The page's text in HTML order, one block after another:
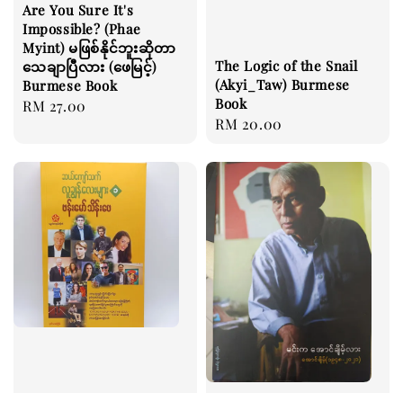
Are You Sure It's
Impossible? (Phae
Myint) မဖြစ်နိုင်ဘူးဆိုတာ
သေချာပြီလား (ဖေမြင့်)
Burmese Book
Regular
RM 27.00
The Logic of the Snail
(Akyi_Taw) Burmese
Book
Regular
RM 20.00